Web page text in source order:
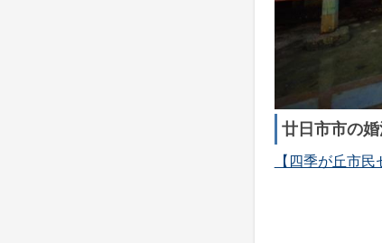
廿日市市の
【四季が丘市民